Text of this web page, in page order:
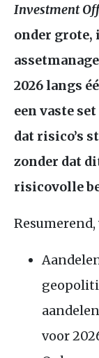
Investment
onder grote,
2026 langs
een vaste
dat risico’s
zonder dat
risicovolle
voor